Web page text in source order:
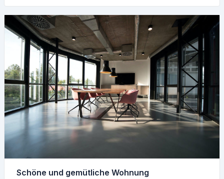
Schöne und gemütliche Wohnung